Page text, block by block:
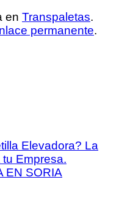
en Transpaletas.
permanente.
Elevadora? La
Empresa.
EN SORIA